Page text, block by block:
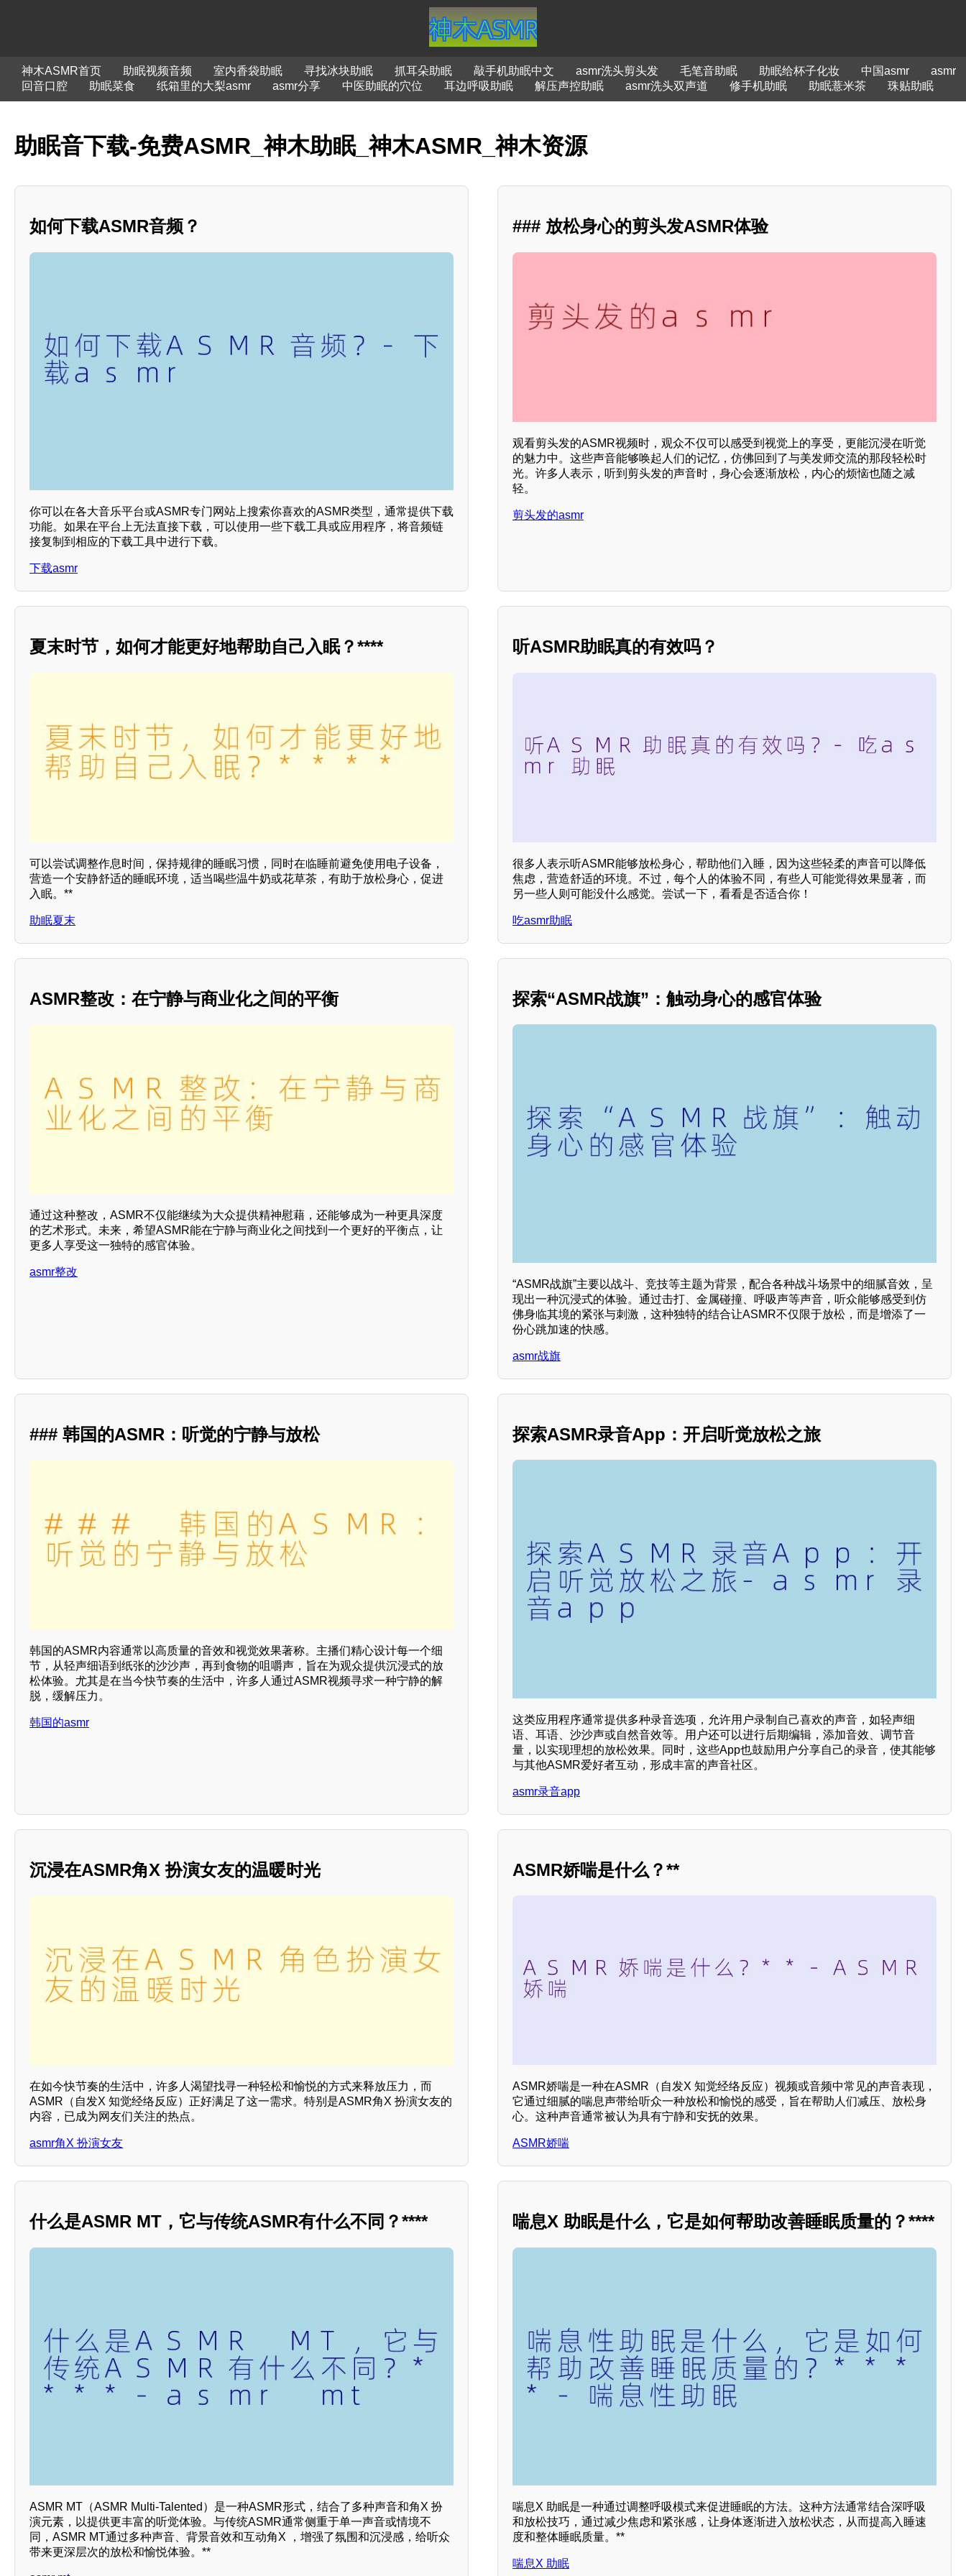
神木ASMR首页 助眠视频音频 室内香袋助眠 寻找冰块助眠 抓耳朵助眠 敲手机助眠中文 asmr洗头剪头发 毛笔音助眠 助眠给杯子化妆 中国asmr
asmr
回音口腔
助眠菜食 纸箱里的大梨asmr asmr分享 中医助眠的穴位 耳边呼吸助眠 解压声控助眠 asmr洗头双声道 修手机助眠 助眠薏米茶 珠贴助眠
助眠音下载-免费ASMR_神木助眠_神木ASMR_神木资源
如何下载ASMR音频？
你可以在各大音乐平台或ASMR专门网站上搜索你喜欢的ASMR类型，通常提供下载
功能。如果在平台上无法直接下载，可以使用一些下载工具或应用程序，将音频链
接复制到相应的下载工具中进行下载。
下载asmr
### 放松身心的剪头发ASMR体验
观看剪头发的ASMR视频时，观众不仅可以感受到视觉上的享受，更能沉浸在听觉
的魅力中。这些声音能够唤起人们的记忆，仿佛回到了与美发师交流的那段轻松时
光。许多人表示，听到剪头发的声音时，身心会逐渐放松，内心的烦恼也随之减
轻。
剪头发的asmr
夏末时节，如何才能更好地帮助自己入眠？****
可以尝试调整作息时间，保持规律的睡眠习惯，同时在临睡前避免使用电子设备，
营造一个安静舒适的睡眠环境，适当喝些温牛奶或花草茶，有助于放松身心，促进
入眠。**
助眠夏末
听ASMR助眠真的有效吗？
很多人表示听ASMR能够放松身心，帮助他们入睡，因为这些轻柔的声音可以降低
焦虑，营造舒适的环境。不过，每个人的体验不同，有些人可能觉得效果显著，而
另一些人则可能没什么感觉。尝试一下，看看是否适合你！
吃asmr助眠
ASMR整改：在宁静与商业化之间的平衡
通过这种整改，ASMR不仅能继续为大众提供精神慰藉，还能够成为一种更具深度
的艺术形式。未来，希望ASMR能在宁静与商业化之间找到一个更好的平衡点，让
更多人享受这一独特的感官体验。
asmr整改
探索“ASMR战旗”：触动身心的感官体验
“ASMR战旗”主要以战斗、竞技等主题为背景，配合各种战斗场景中的细腻音效，呈
现出一种沉浸式的体验。通过击打、金属碰撞、呼吸声等声音，听众能够感受到仿
佛身临其境的紧张与刺激，这种独特的结合让ASMR不仅限于放松，而是增添了一
份心跳加速的快感。
asmr战旗
### 韩国的ASMR：听觉的宁静与放松
韩国的ASMR内容通常以高质量的音效和视觉效果著称。主播们精心设计每一个细
节，从轻声细语到纸张的沙沙声，再到食物的咀嚼声，旨在为观众提供沉浸式的放
松体验。尤其是在当今快节奏的生活中，许多人通过ASMR视频寻求一种宁静的解
脱，缓解压力。
韩国的asmr
探索ASMR录音App：开启听觉放松之旅
这类应用程序通常提供多种录音选项，允许用户录制自己喜欢的声音，如轻声细
语、耳语、沙沙声或自然音效等。用户还可以进行后期编辑，添加音效、调节音
量，以实现理想的放松效果。同时，这些App也鼓励用户分享自己的录音，使其能够
与其他ASMR爱好者互动，形成丰富的声音社区。
asmr录音app
沉浸在ASMR角X 扮演女友的温暖时光
在如今快节奏的生活中，许多人渴望找寻一种轻松和愉悦的方式来释放压力，而
ASMR（自发X 知觉经络反应）正好满足了这一需求。特别是ASMR角X 扮演女友的
内容，已成为网友们关注的热点。
asmr角X 扮演女友
ASMR娇喘是什么？**
ASMR娇喘是一种在ASMR（自发X 知觉经络反应）视频或音频中常见的声音表现，
它通过细腻的喘息声带给听众一种放松和愉悦的感受，旨在帮助人们减压、放松身
心。这种声音通常被认为具有宁静和安抚的效果。
ASMR娇喘
什么是ASMR MT，它与传统ASMR有什么不同？****
ASMR MT（ASMR Multi-Talented）是一种ASMR形式，结合了多种声音和角X 扮
演元素，以提供更丰富的听觉体验。与传统ASMR通常侧重于单一声音或情境不
同，ASMR MT通过多种声音、背景音效和互动角X ，增强了氛围和沉浸感，给听众
带来更深层次的放松和愉悦体验。**
喘息X 助眠是什么，它是如何帮助改善睡眠质量的？****
喘息X 助眠是一种通过调整呼吸模式来促进睡眠的方法。这种方法通常结合深呼吸
和放松技巧，通过减少焦虑和紧张感，让身体逐渐进入放松状态，从而提高入睡速
度和整体睡眠质量。**
喘息X 助眠